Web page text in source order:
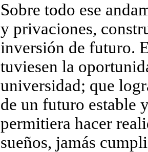
Sobre todo ese
y privaciones,
inversión de futuro.
tuviesen la
universidad; que
de un futuro estable
permitiera hacer
sueños, jamás